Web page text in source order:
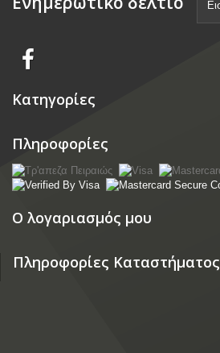
Κατηγορίες
Πληροφορίες
Ο λογαριασμός μου
Πληροφορίες Καταστήματος